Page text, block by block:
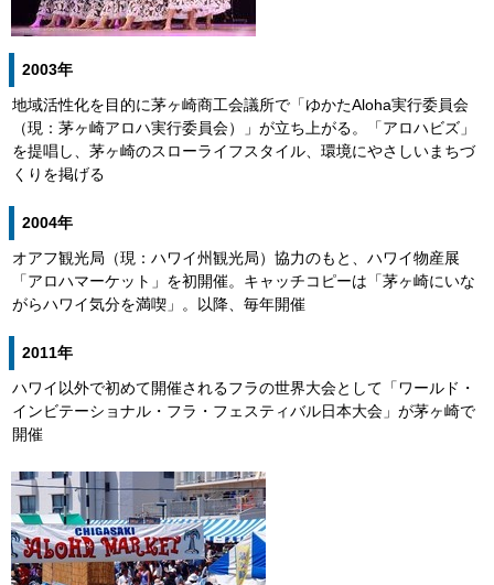
2003年
地域活性化を目的に茅ヶ崎商工会議所で「ゆかたAloha実行委員会
（現：茅ヶ崎アロハ実行委員会）」が立ち上がる。「アロハビズ」
を提唱し、茅ヶ崎のスローライフスタイル、環境にやさしいまちづ
くりを掲げる
2004年
オアフ観光局（現：ハワイ州観光局）協力のもと、ハワイ物産展
「アロハマーケット」を初開催。キャッチコピーは「茅ヶ崎にいな
がらハワイ気分を満喫」。以降、毎年開催
2011年
ハワイ以外で初めて開催されるフラの世界大会として「ワールド・
インビテーショナル・フラ・フェスティバル日本大会」が茅ヶ崎で
開催